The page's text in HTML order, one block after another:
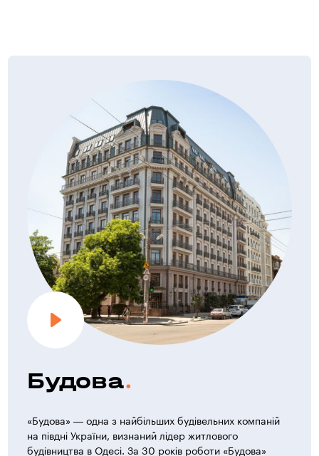
енергозберігаючий склопакет.
— Вхідні двері — броньовані, утеплені, звукоізольовані.
Будова
«Будова» — одна з найбільших будівельних компаній
на півдні України, визнаний лідер житлового
будівництва в Одесі. За 30 років роботи «Будова»